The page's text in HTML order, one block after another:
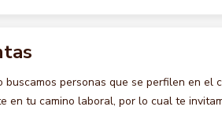
personas que se perfilen en el
en tu camino laboral, por lo cual te